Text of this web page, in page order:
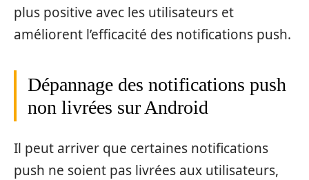
plus positive avec les utilisateurs et
améliorent l’efficacité des notifications push.
Dépannage des notifications push
non livrées sur Android
Il peut arriver que certaines notifications
push ne soient pas livrées aux utilisateurs,